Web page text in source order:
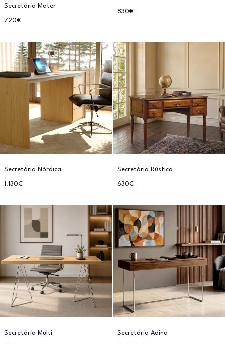
Secretária Mater
720€
830€
Secretária Nórdica
1.130€
Secretária Rústica
630€
Secretária Multi Secretária Adina